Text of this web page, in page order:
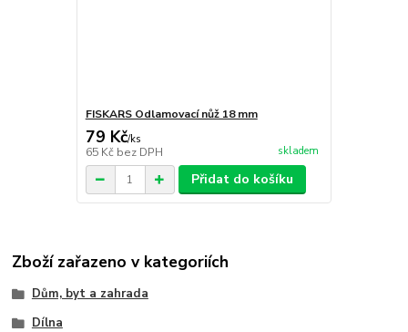
FISKARS Odlamovací nůž 18 mm
79 Kč/ks
65 Kč bez DPH skladem
Přidat do košíku
Zboží zařazeno v kategoriích
Dům, byt a zahrada
Dílna